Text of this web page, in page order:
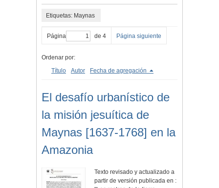
Etiquetas: Maynas
Página de 4 Página siguiente
Ordenar por:
Título
Autor Fecha de agregación
El desafío urbanístico de
la misión jesuítica de
Maynas [1637-1768] en la
Amazonia
Texto revisado y actualizado a
partir de versión publicada en :